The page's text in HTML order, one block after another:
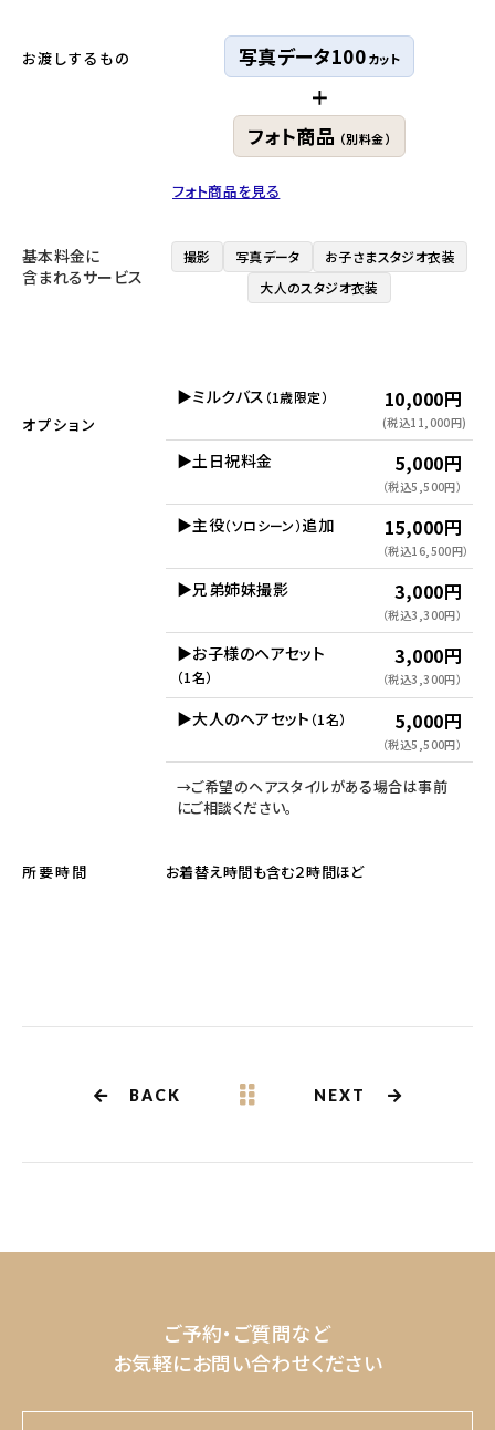
お渡しするもの 写真データ100カット
＋
フォト商品 （別料金）
フォト商品を見る
基本料金に
含まれるサービス
撮影 写真データ
お子さまスタジオ衣装
大人のスタジオ衣装
オプション
▶ミルクバス （1歳限定） 10,000円
(税込11,000円)
▶土日祝料金 5,000円
（税込5,500円）
▶主役（ソロシーン）追加 15,000円
（税込16,500円）
▶兄弟姉妹撮影 3,000円
（税込3,300円）
▶お子様のヘアセット
（1名）
3,000円
（税込3,300円）
▶大人のヘアセット （1名） 5,000円
（税込5,500円）
→ご希望のヘアスタイルがある場合は事前
にご相談ください。
所要時間 お着替え時間も含む２時間ほど
BACK NEXT
ご予約・ご質問など
お気軽にお問い合わせください